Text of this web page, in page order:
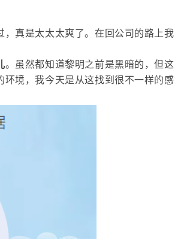
真是太太太爽了。 在回公司的路上我
。虽然都知道黎明之前是黑暗的，但这
环境，我今天是从这找到很不一样的感